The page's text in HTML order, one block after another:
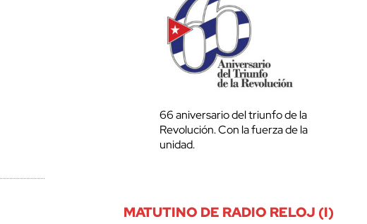
66 aniversario del triunfo de la
Revolución. Con la fuerza de la
unidad.
MATUTINO DE RADIO RELOJ (I)